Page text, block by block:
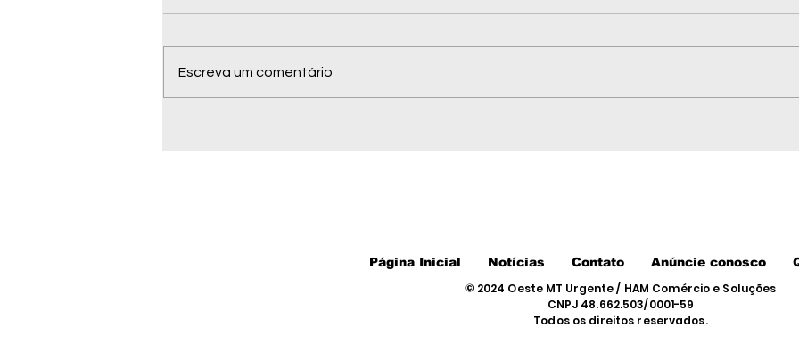
Escreva um comentário
Página Inicial Notícias Contato Anúncie conosco
© 2024 Oeste MT Urgente / HAM Comércio e Soluções
CNPJ 48.662.503/0001-59
Todos os direitos reservados.